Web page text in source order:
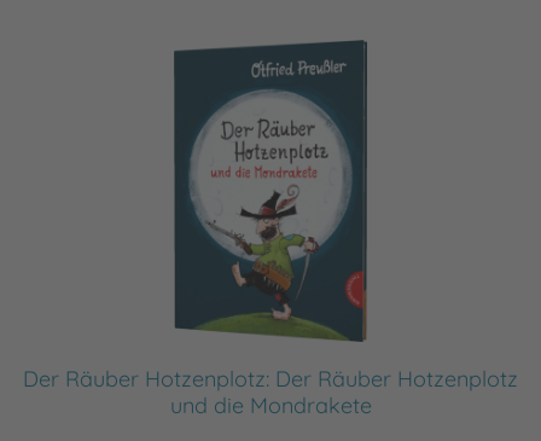
Der Räuber Hotzenplotz: Der Räuber Hotzenplotz
und die Mondrakete